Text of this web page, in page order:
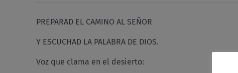
PREPARAD EL CAMINO AL SEÑOR
Y ESCUCHAD LA PALABRA DE DIOS.
Voz que clama en el desierto: